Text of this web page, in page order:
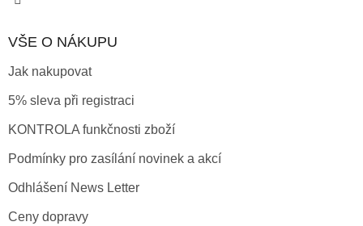
VŠE O NÁKUPU
Jak nakupovat
5% sleva při registraci
KONTROLA funkčnosti zboží
Podmínky pro zasílání novinek a akcí
Odhlášení News Letter
Ceny dopravy